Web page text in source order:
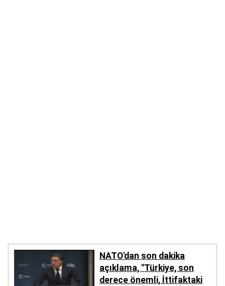
NATO'dan son dakika
açıklama, ''Türkiye, son
derece önemli, İttifaktaki